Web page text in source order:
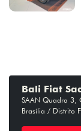
Bali Fiat
SAAN Quadra 3,
Brasília / Distrito